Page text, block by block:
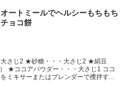
オートミールでヘルシーもちもち
チョコ餅
さじ2 ★砂糖・・・大さじ2 ★絹豆
★ココアパウダー・・・大さじ1 ココ
キサーまたはブレンダーで攪拌す...